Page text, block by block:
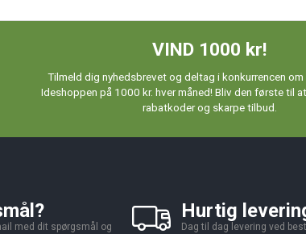
VIND 1000 kr!
Tilmeld dig nyhedsbrevet og deltag i konkurrencen
Ideshoppen på 1000 kr. hver måned! Bliv den første til
rabatkoder og skarpe tilbud.
med dit spørgsmål og
Hurtig
Dag til dag levering ved